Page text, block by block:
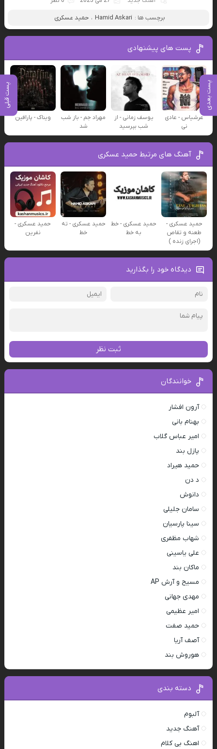
پست بعدی پست قبلی
برچسب ها : Hamid Askari ، حمید عسکری
پست های پیشنهادی
عرشیاس - عادی
نی
یوسف زمانی - از
شب بپرسید
مهراد جم - باز شب
شد
ویناک - پارافین
آهنگ های مرتبط حمید عسکری
حمید عسکری -
طعنه و تقاص
(اجرای زنده )
حمید عسکری - خط
به خط
حمید عسکری - ته
خط
حمید عسکری -
نفرین
دیدگاه خود را بگذارید
ثبت نظر
خوانندگان
آرون افشار
بهنام بانی
امیر عباس گلاب
پازل بند
حمید هیراد
د دن
دانوش
سامان جلیلی
سینا پارسیان
شهاب مظفری
علی یاسینی
ماکان بند
مسیح و آرش AP
مهدی جهانی
امیر عظیمی
حمید صفت
آصف آریا
هوروش بند
دسته بندی
آلبوم
آهنگ جدید
اهنگ بی کلام